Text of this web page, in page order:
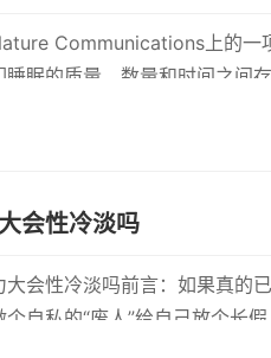
Communications上的一
眠的质量，数量和时间之间
会性冷淡吗
大会性冷淡吗前言：如果真的
自私的“废人”给自己放个长